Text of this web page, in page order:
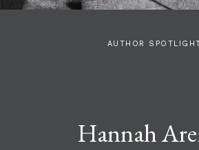
AUTHOR
Hannah